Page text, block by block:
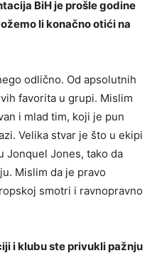
BiH je prošle godine
li konačno otići na
odlično. Od apsolutnih
favorita u grupi. Mislim
i mlad tim, koji je pun
Velika stvar je što u ekipi
Jonquel Jones, tako da
Mislim da je pravo
smotri i ravnopravno
i klubu ste privukli pažnju